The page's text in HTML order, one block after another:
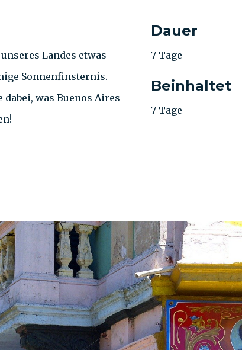
Landes etwas
Sonnenfinsternis.
was Buenos Aires
Dauer
7 Tage
Beinhaltet
7 Tage